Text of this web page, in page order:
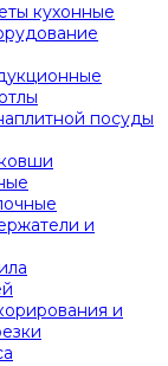
кухонные
посуды
и
и